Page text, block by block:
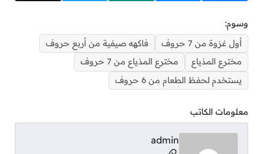
وسوم:
أول غزوة من 7 حروف
فاكهه صيفية من أربع حروف
مخترع المذياع
مخترع المذياع من 7 حروف
يستخدم لحفظ الطعام من 6 حروف
معلومات الكاتب
admin